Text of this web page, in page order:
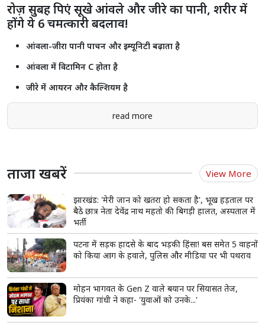
रोज़ सुबह पिएं सूखे आंवले और जीरे का पानी, शरीर में
होंगे ये 6 चमत्कारी बदलाव!
आंवला-जीरा पानी पाचन और इम्यूनिटी बढ़ाता है
आंवला में विटामिन C होता है
जीरे में आयरन और कैल्शियम है
read more
ताजा खबरें View More
झारखंड: 'मेरी जान को खतरा हो सकता है', भूख हड़ताल पर
बैठे छात्र नेता देवेंद्र नाथ महतो की बिगड़ी हालत, अस्पताल में
भर्ती
पटना में सड़क हादसे के बाद भड़की हिंसा! बस समेत 5 वाहनों
को किया आग के हवाले, पुलिस और मीडिया पर भी पथराव
मोहन भागवत के Gen Z वाले बयान पर सियासत तेज,
प्रियंका गांधी ने कहा- 'युवाओं को उनके...'